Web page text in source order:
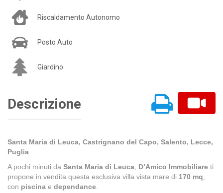
Riscaldamento Autonomo
Posto Auto
Giardino
Descrizione
Santa Maria di Leuca, Castrignano del Capo, Salento, Lecce,
Puglia
A pochi minuti da Santa Maria di Leuca, D’Amico Immobiliare ti
propone in vendita questa esclusiva villa vista mare di 170 mq,
con piscina e dependance.